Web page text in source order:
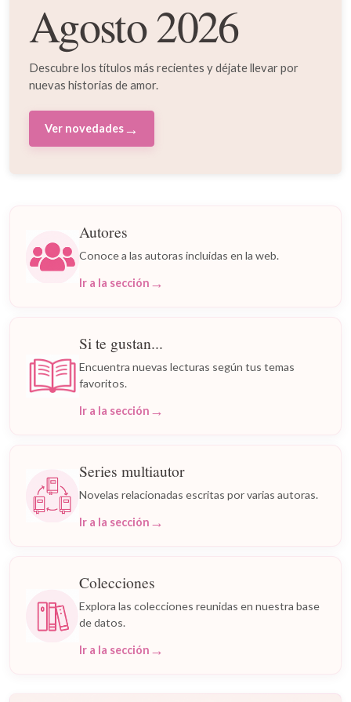
Agosto 2026
Descubre los títulos más recientes y déjate llevar por
nuevas historias de amor.
Ver novedades →
Autores
Conoce a las autoras incluidas en la web.
Ir a la sección →
Si te gustan...
Encuentra nuevas lecturas según tus temas
favoritos.
Ir a la sección →
Series multiautor
Novelas relacionadas escritas por varias autoras.
Ir a la sección →
Colecciones
Explora las colecciones reunidas en nuestra base
de datos.
Ir a la sección →